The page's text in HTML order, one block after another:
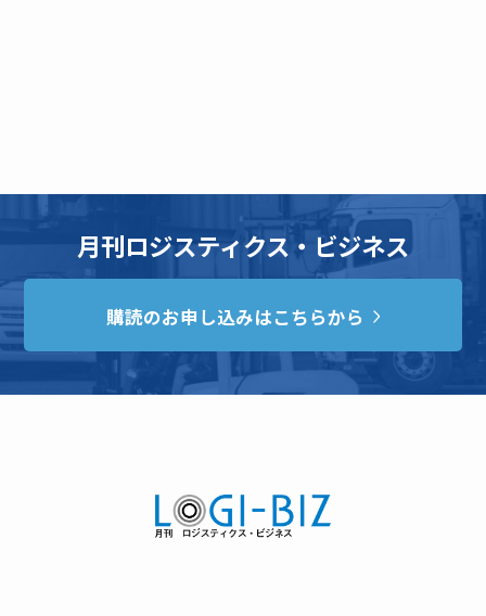
月刊ロジスティクス・ビジネス
購読のお申し込みはこちらから